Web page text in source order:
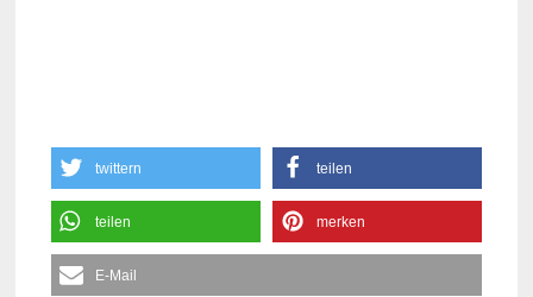
twittern teilen
teilen merken
E-Mail